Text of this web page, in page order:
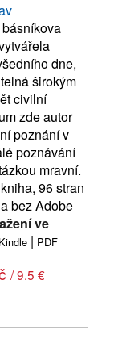
dne,
širokým
civilní
zde autor
poznání v
poznávání
mravní.
96 stran
bez Adobe
ve
| PDF
/ 9.5 €